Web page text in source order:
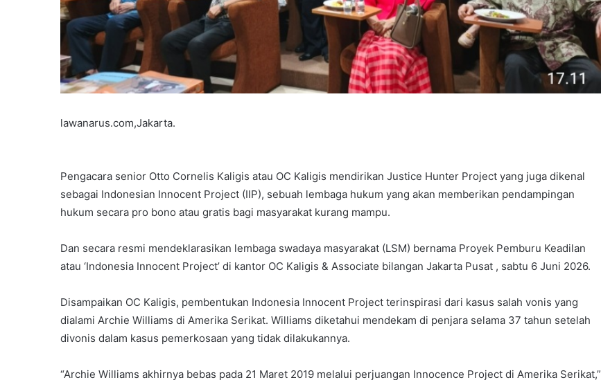
lawanarus.com,Jakarta.
Pengacara senior Otto Cornelis Kaligis atau OC Kaligis mendirikan Justice Hunter Project yang juga dikenal
sebagai Indonesian Innocent Project (IIP), sebuah lembaga hukum yang akan memberikan pendampingan
hukum secara pro bono atau gratis bagi masyarakat kurang mampu.
‎Dan secara resmi mendeklarasikan lembaga swadaya masyarakat (LSM) bernama Proyek Pemburu Keadilan
atau ‘Indonesia Innocent Project’ di kantor OC Kaligis & Associate bilangan Jakarta Pusat , sabtu 6 Juni 2026.
‎Disampaikan OC Kaligis, pembentukan Indonesia Innocent Project terinspirasi dari kasus salah vonis yang
dialami Archie Williams di Amerika Serikat. Williams diketahui mendekam di penjara selama 37 tahun setelah
divonis dalam kasus pemerkosaan yang tidak dilakukannya.
‎“Archie Williams akhirnya bebas pada 21 Maret 2019 melalui perjuangan Innocence Project di Amerika Serikat,”
Nasional